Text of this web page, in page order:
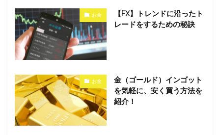
お金
【FX】トレンドに沿ったト
レードをするための秘訣
お金
金（ゴールド）インゴット
を気軽に、安く買う方法を
紹介！